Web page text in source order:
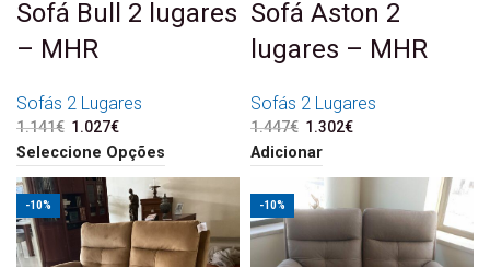
Sofá Bull 2 lugares
– MHR
Sofás 2 Lugares
1.141€ O preço original era:
1.141€.
1.027€
1.027€.
Seleccione Opções
Sofá Aston 2
lugares – MHR
Sofás 2 Lugares
1.447€ O preço original era:
1.447€.
1.302€
Adicionar
-10% -10%